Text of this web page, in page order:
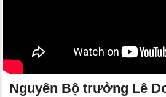
Nguyên Bộ trưởng Lê